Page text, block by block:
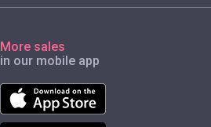
More sales
in our mobile app